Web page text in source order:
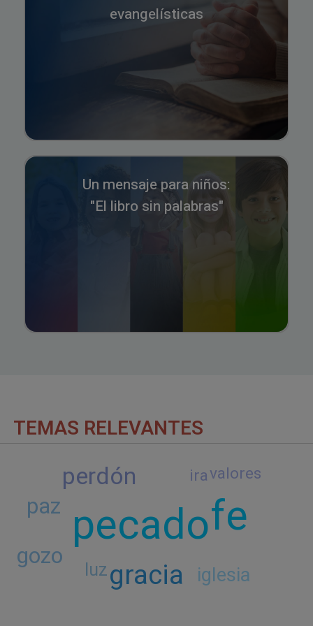
evangelísticas
Un mensaje para niños:
"El libro sin palabras"
TEMAS RELEVANTES
pecadofe
gracia
perdón
paz
gozo
iglesia
luz
iravalores